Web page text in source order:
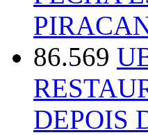
86.569
DEPOIS